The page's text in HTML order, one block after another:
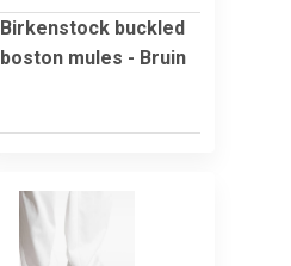
Birkenstock buckled
boston mules - Bruin